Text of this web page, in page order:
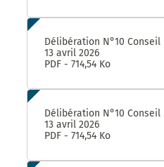
Délibération N°10
13 avril 2026
PDF - 714,54 Ko
Délibération N°10
13 avril 2026
PDF - 714,54 Ko